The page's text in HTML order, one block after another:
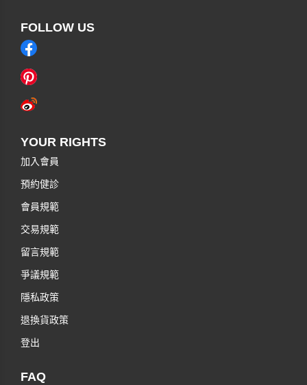
FOLLOW US
YOUR RIGHTS
加入會員
預約健診
會員規範
交易規範
留言規範
爭議規範
隱私政策
退換貨政策
登出
FAQ